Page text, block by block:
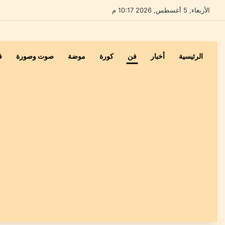
الأربعاء, 5 أغسطس, 2026 10:17 م
الرئيسية أخبار فن كورة موضة صوت وصورة